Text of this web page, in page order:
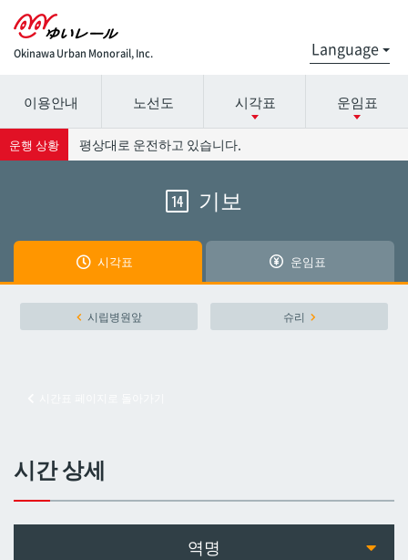
Okinawa Urban Monorail, Inc.
시간표 세부 정보의 방송국 이름을 선택하십시오.
나하공항
요금표에 대한 자세한 내용은 역 이름을 선택하십시오.
나하공항
이용안내 노선도 시각표 운임표
운행 상황 평상대로 운전하고 있습니다.
14 기보
시각표 운임표
시립병원앞 슈리
시간 상세
역명